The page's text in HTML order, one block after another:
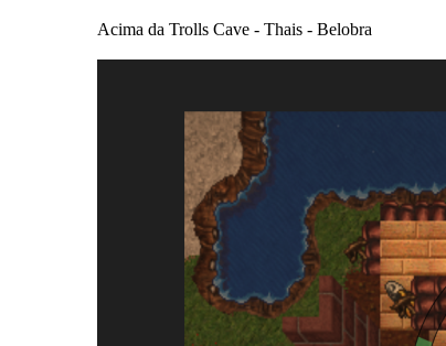
Acima da Trolls Cave - Thais - Belobra